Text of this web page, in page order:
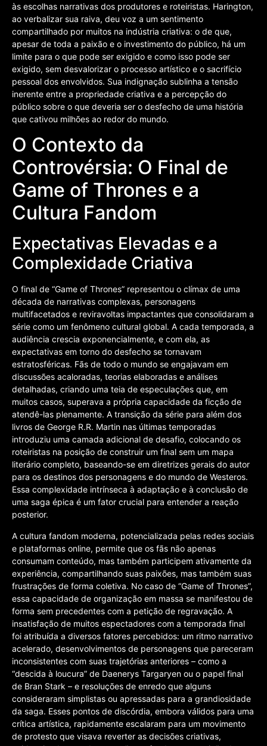
às escolhas narrativas dos produtores e roteiristas. Harington,
ao verbalizar sua raiva, deu voz a um sentimento
compartilhado por muitos na indústria criativa: o de que,
apesar de toda a paixão e o investimento do público, há um
limite para o que pode ser exigido e como isso pode ser
exigido, sem desvalorizar o processo artístico e o sacrifício
pessoal dos envolvidos. Sua indignação sublinha a tensão
inerente entre a propriedade criativa e a percepção do
público sobre o que deveria ser o desfecho de uma história
que cativou milhões ao redor do mundo.
O Contexto da
Controvérsia: O Final de
Game of Thrones e a
Cultura Fandom
Expectativas Elevadas e a
Complexidade Criativa
O final de “Game of Thrones” representou o clímax de uma
década de narrativas complexas, personagens
multifacetados e reviravoltas impactantes que consolidaram a
série como um fenômeno cultural global. A cada temporada, a
audiência crescia exponencialmente, e com ela, as
expectativas em torno do desfecho se tornavam
estratosféricas. Fãs de todo o mundo se engajavam em
discussões acaloradas, teorias elaboradas e análises
detalhadas, criando uma teia de especulações que, em
muitos casos, superava a própria capacidade da ficção de
atendê-las plenamente. A transição da série para além dos
livros de George R.R. Martin nas últimas temporadas
introduziu uma camada adicional de desafio, colocando os
roteiristas na posição de construir um final sem um mapa
literário completo, baseando-se em diretrizes gerais do autor
para os destinos dos personagens e do mundo de Westeros.
Essa complexidade intrínseca à adaptação e à conclusão de
uma saga épica é um fator crucial para entender a reação
posterior.
A cultura fandom moderna, potencializada pelas redes sociais
e plataformas online, permite que os fãs não apenas
consumam conteúdo, mas também participem ativamente da
experiência, compartilhando suas paixões, mas também suas
frustrações de forma coletiva. No caso de “Game of Thrones”,
essa capacidade de organização em massa se manifestou de
forma sem precedentes com a petição de regravação. A
insatisfação de muitos espectadores com a temporada final
foi atribuída a diversos fatores percebidos: um ritmo narrativo
acelerado, desenvolvimentos de personagens que pareceram
inconsistentes com suas trajetórias anteriores – como a
“descida à loucura” de Daenerys Targaryen ou o papel final
de Bran Stark – e resoluções de enredo que alguns
consideraram simplistas ou apressadas para a grandiosidade
da saga. Esses pontos de discórdia, embora válidos para uma
crítica artística, rapidamente escalaram para um movimento
de protesto que visava reverter as decisões criativas,